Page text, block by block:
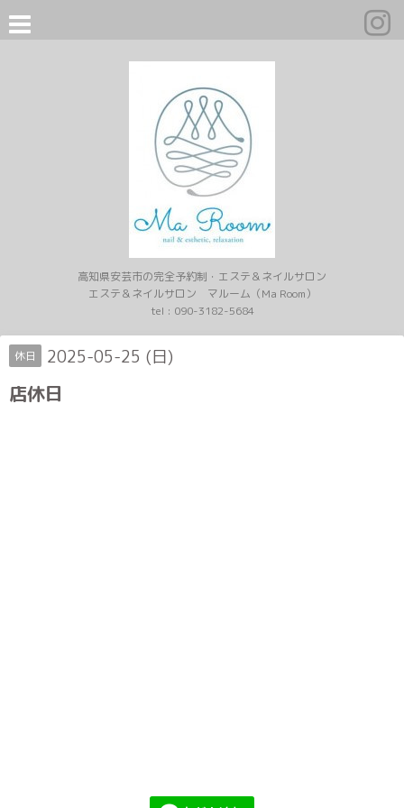
高知県安芸市の完全予約制・エステ＆ネイルサロン
エステ＆ネイルサロン マルーム（Ma Room）
tel : 090-3182-5684
休日 2025-05-25 (日)
店休日